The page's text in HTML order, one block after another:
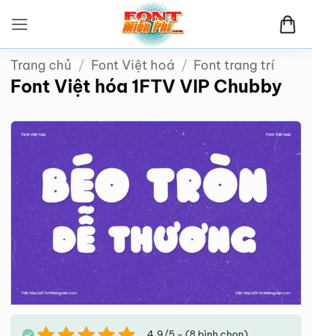
qua
nội
dung
Trang chủ / Font Việt hoá / Font trang trí
Font Việt hóa 1FTV VIP Chubby